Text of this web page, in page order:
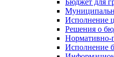
Бюджет для
Исполнение
Решения о
Нормативно-
Исполнение